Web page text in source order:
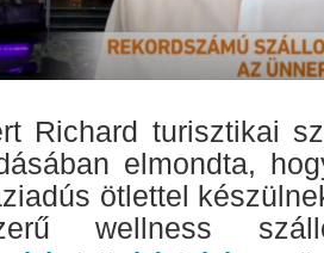
Richard turisztikai
elmondta,
ötlettel
wellness